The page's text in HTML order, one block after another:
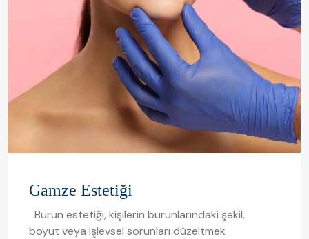
Gamze Estetiği
Burun estetiği, kişilerin burunlarındaki şekil,
boyut veya işlevsel sorunları düzeltmek